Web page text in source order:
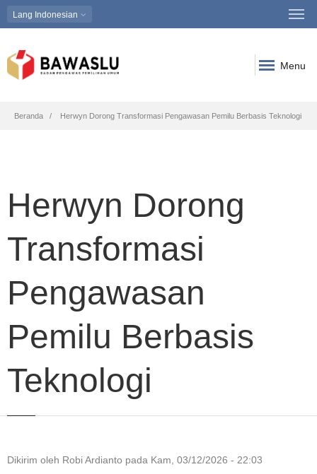
Lang Indonesian
Menu
Breadcrumb
Beranda Herwyn Dorong Transformasi Pengawasan Pemilu Berbasis Teknologi
Herwyn Dorong
Transformasi
Pengawasan
Pemilu Berbasis
Teknologi
Dikirim oleh Robi Ardianto pada Kam, 03/12/2026 - 22:03